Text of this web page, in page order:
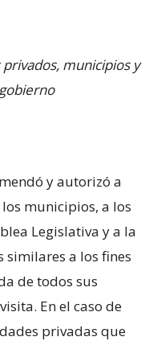
municipios y
y autorizó a
municipios, a los
Legislativa y a la
similares a los fines
de todos sus
En el caso de
privadas que